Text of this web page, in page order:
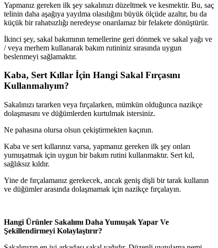
Yapmanız gereken ilk şey sakalınızı düzeltmek ve kesmektir. Bu, saç
telinin daha aşağıya yayılma olasılığını büyük ölçüde azaltır, bu da
küçük bir rahatsızlığı neredeyse onarılamaz bir felakete dönüştürür.
İkinci şey, sakal bakımının temellerine geri dönmek ve sakal yağı ve
/ veya merhem kullanarak bakım rutininiz sırasında uygun
beslenmeyi sağlamaktır.
Kaba, Sert Kıllar İçin Hangi Sakal Fırçasını
Kullanmalıyım?
Sakalınızı tararken veya fırçalarken, mümkün olduğunca nazikçe
dolaşmasını ve düğümlerden kurtulmak istersiniz.
Ne pahasına olursa olsun çekiştirmekten kaçının.
Kaba ve sert kıllarınız varsa, yapmanız gereken ilk şey onları
yumuşatmak için uygun bir bakım rutini kullanmaktır. Sert kıl,
sağlıksız kıldır.
Yine de fırçalamanız gerekecek, ancak geniş dişli bir tarak kullanın
ve düğümler arasında dolaşmamak için nazikçe fırçalayın.
Hangi Ürünler Sakalımı Daha Yumuşak Yapar Ve
Şekillendirmeyi Kolaylaştırır?